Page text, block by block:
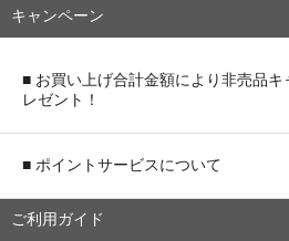
キャンペーン
■ お買い上げ合計金額により非売品キ
レゼント！
■ ポイントサービスについて
ご利用ガイド